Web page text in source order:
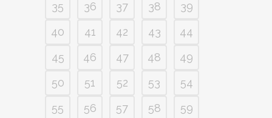
35
36 37 38
39
40
41 42 43
44
45
46 47 48
49
50
51 52 53
54
55
56 57 58
59